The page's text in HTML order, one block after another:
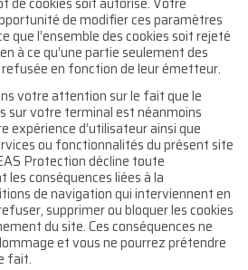
de modifier ces paramètres
que l’ensemble des cookies soit rejeté
à ce qu’une partie seulement des
en fonction de leur émetteur.
votre attention sur le fait que le
sur votre terminal est néanmoins
expérience d’utilisateur ainsi que
ou fonctionnalités du présent site
Protection décline toute
conséquences liées à la
de navigation qui interviennent en
supprimer ou bloquer les cookies
du site. Ces conséquences ne
et vous ne pourrez prétendre
fait.